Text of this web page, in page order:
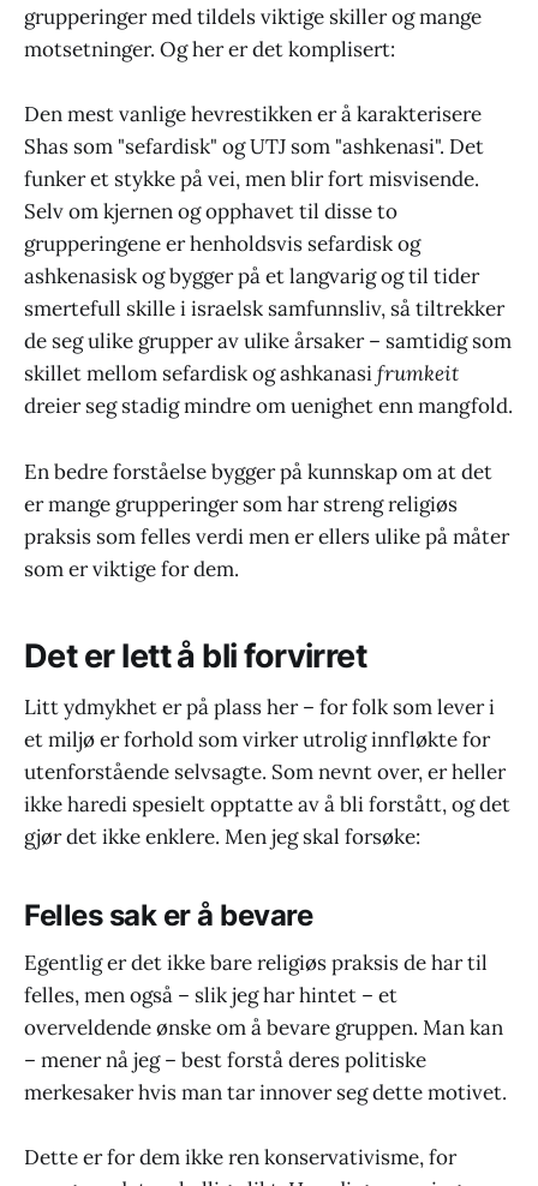
grupperinger med tildels viktige skiller og mange
motsetninger. Og her er det komplisert:
Den mest vanlige hevrestikken er å karakterisere
Shas som "sefardisk" og UTJ som "ashkenasi". Det
funker et stykke på vei, men blir fort misvisende.
Selv om kjernen og opphavet til disse to
grupperingene er henholdsvis sefardisk og
ashkenasisk og bygger på et langvarig og til tider
smertefull skille i israelsk samfunnsliv, så tiltrekker
de seg ulike grupper av ulike årsaker – samtidig som
skillet mellom sefardisk og ashkanasifrumkeit
dreier seg stadig mindre om uenighet enn mangfold.
En bedre forståelse bygger på kunnskap om at det
er mange grupperinger som har streng religiøs
praksis som felles verdi men er ellers ulike på måter
som er viktige for dem.
Det er lett å bli forvirret
Litt ydmykhet er på plass her – for folk som lever i
et miljø er forhold som virker utrolig innfløkte for
utenforstående selvsagte. Som nevnt over, er heller
ikke haredi spesielt opptatte av å bli forstått, og det
gjør det ikke enklere. Men jeg skal forsøke:
Felles sak er å bevare
Egentlig er det ikke bare religiøs praksis de har til
felles, men også – slik jeg har hintet – et
overveldende ønske om å bevare gruppen. Man kan
– mener nå jeg – best forstå deres politiske
merkesaker hvis man tar innover seg dette motivet.
Dette er for dem ikke ren konservativisme, for